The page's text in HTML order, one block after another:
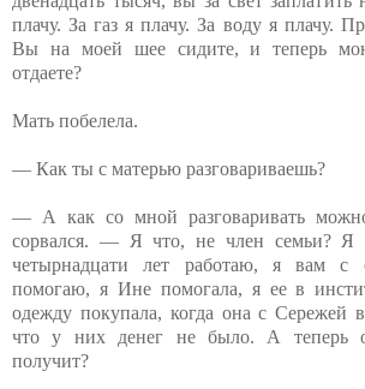
плачу. За газ я плачу. За воду я плачу.
Вы на моей шее сидите, и теперь
отдаете?
Мать побелела.
— Как ты с матерью разговариваешь?
— А как со мной разговаривать
сорвался. — Я что, не член семьи? Я
четырнадцати лет работаю, я вам
помогаю, я Ине помогала, я ее в
одежду покупала, когда она с Сережей
что у них денег не было. А теперь
получит?